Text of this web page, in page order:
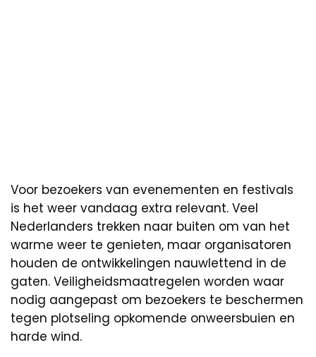
Voor bezoekers van evenementen en festivals
is het weer vandaag extra relevant. Veel
Nederlanders trekken naar buiten om van het
warme weer te genieten, maar organisatoren
houden de ontwikkelingen nauwlettend in de
gaten. Veiligheidsmaatregelen worden waar
nodig aangepast om bezoekers te beschermen
tegen plotseling opkomende onweersbuien en
harde wind.